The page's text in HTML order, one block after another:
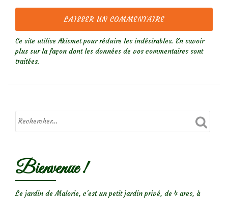
Ce site utilise Akismet pour réduire les indésirables. En savoir
plus sur la façon dont les données de vos commentaires sont
traitées.
Bienvenue !
Le jardin de Malorie, c'est un petit jardin privé, de 4 ares, à